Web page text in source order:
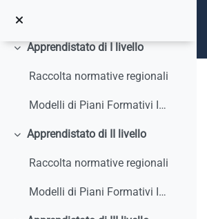
Minimizza
Apprendistato di I livello
Raccolta normative regionali
Modelli di Piani Formativi Individuali
Minimizza
Apprendistato di II livello
Raccolta normative regionali
Modelli di Piani Formativi Individuali